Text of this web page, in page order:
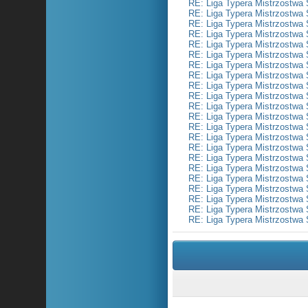
RE: Liga Typera Mistrzostwa
RE: Liga Typera Mistrzostwa
RE: Liga Typera Mistrzostwa
RE: Liga Typera Mistrzostwa
RE: Liga Typera Mistrzostwa
RE: Liga Typera Mistrzostwa
RE: Liga Typera Mistrzostwa
RE: Liga Typera Mistrzostwa
RE: Liga Typera Mistrzostwa
RE: Liga Typera Mistrzostwa
RE: Liga Typera Mistrzostwa
RE: Liga Typera Mistrzostwa
RE: Liga Typera Mistrzostwa
RE: Liga Typera Mistrzostwa
RE: Liga Typera Mistrzostwa
RE: Liga Typera Mistrzostwa
RE: Liga Typera Mistrzostwa
RE: Liga Typera Mistrzostwa
RE: Liga Typera Mistrzostwa
RE: Liga Typera Mistrzostwa
RE: Liga Typera Mistrzostwa
RE: Liga Typera Mistrzostwa